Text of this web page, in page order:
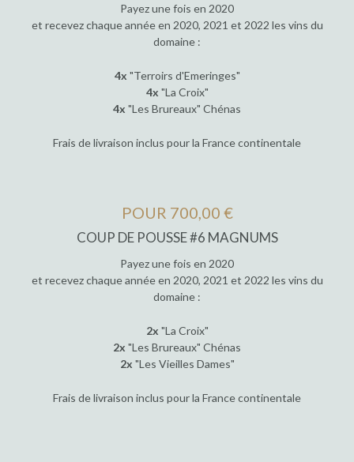
Payez une fois en 2020
et recevez chaque année en 2020, 2021 et 2022 les vins du
domaine :
4x "Terroirs d'Emeringes"
4x "La Croix"
4x "Les Brureaux" Chénas
Frais de livraison inclus pour la France continentale
POUR 700,00 €
COUP DE POUSSE #6 MAGNUMS
Payez une fois en 2020
et recevez chaque année en 2020, 2021 et 2022 les vins du
domaine :
2x "La Croix"
2x "Les Brureaux" Chénas
2x "Les Vieilles Dames"
Frais de livraison inclus pour la France continentale